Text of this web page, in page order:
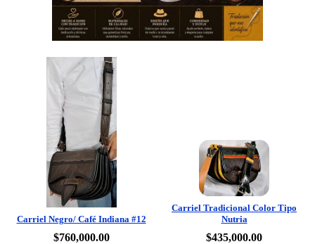
Carriel Negro/ Café Indiana #12
$760,000.00
Carriel Tradicional Color Tipo
Nutria
$435,000.00